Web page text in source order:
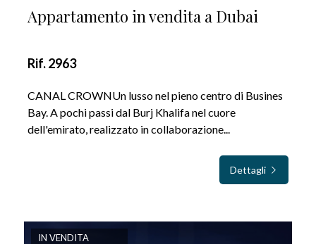
Appartamento in vendita a Dubai
Rif. 2963
CANAL CROWNUn lusso nel pieno centro di Busines
Bay. A pochi passi dal Burj Khalifa nel cuore
dell'emirato, realizzato in collaborazione...
Dettagli
IN VENDITA